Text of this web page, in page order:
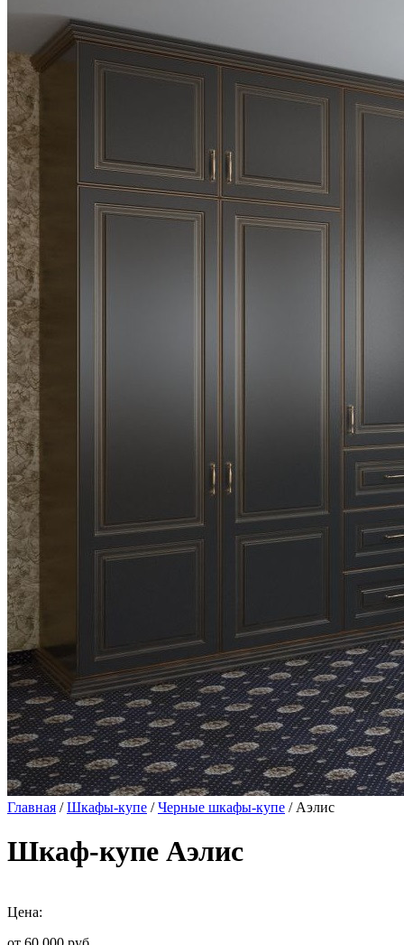
Главная /Шкафы-купе /Черные шкафы-купе / Аэлис
Шкаф-купе Аэлис
Цена: